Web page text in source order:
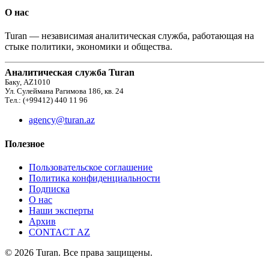
О нас
Turan — независимая аналитическая служба, работающая на
стыке политики, экономики и общества.
Аналитическая служба Turan
Баку, AZ1010
Ул. Сулеймана Рагимова 186, кв. 24
Тел.: (+99412) 440 11 96
agency@turan.az
Полезное
Пользовательское соглашение
Политика конфиденциальности
Подписка
О нас
Наши эксперты
Архив
CONTACT AZ
© 2026 Turan. Все права защищены.